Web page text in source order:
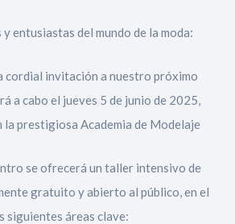
y entusiastas del mundo de la moda:
cordial invitación a nuestro próximo
a cabo el jueves 5 de junio de 2025,
la prestigiosa Academia de Modelaje
se ofrecerá un taller intensivo de
gratuito y abierto al público, en el
siguientes áreas clave: